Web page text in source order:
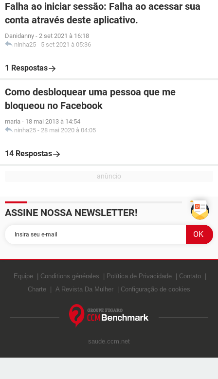
Falha ao iniciar sessão: Falha ao acessar sua
conta através deste aplicativo.
Danidanny - 2 set 2021 à 16:18
ninha25 - 5 set 2021 à 05:36
1 Respostas
Como desbloquear uma pessoa que me
bloqueou no Facebook
maria - 18 mai 2013 à 14:54
ninha25 - 28 mai 2020 à 04:05
14 Respostas
ASSINE NOSSA NEWSLETTER!
Equipe Conditions générales Política de Privacidade
Contato
Charte
A Revista Da Mulher Configuração de cookies
saude.ccm.net